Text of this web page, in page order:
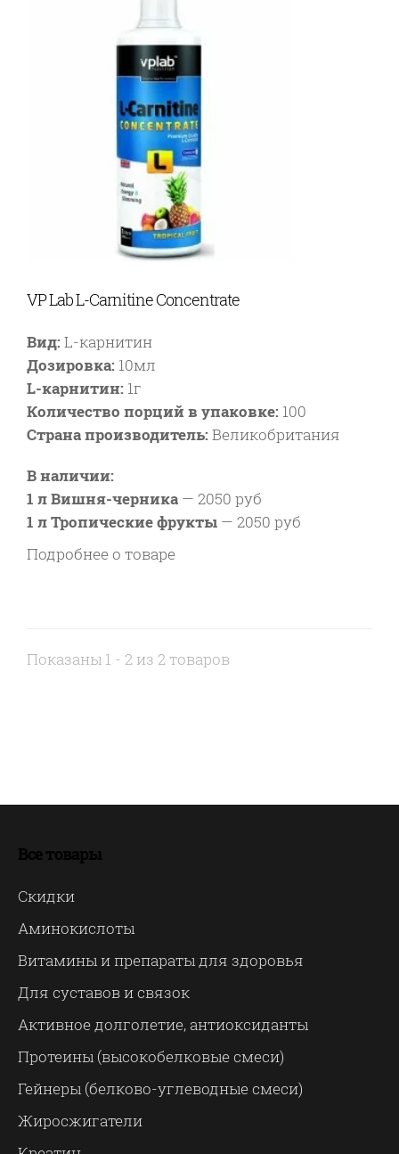
VP Lab L-Carnitine Concentrate
Вид:L-карнитин
Дозировка: 10мл
L-карнитин: 1г
Количество порций в упаковке: 100
Страна производитель:Великобритания
В наличии:
1 л Вишня-черника — 2050 руб
1 л Тропические фрукты — 2050 руб
Подробнее о товаре
Показаны 1 - 2 из 2 товаров
Все товары
Скидки
Аминокислоты
Витамины и препараты для здоровья
Для суставов и связок
Активное долголетие, антиоксиданты
Протеины (высокобелковые смеси)
Гейнеры (белково-углеводные смеси)
Жиросжигатели